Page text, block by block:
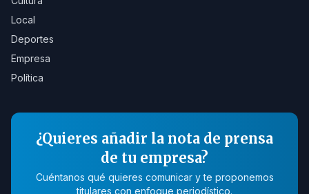
Local
Deportes
Empresa
Política
¿Quieres añadir la nota de prensa
de tu empresa?
Cuéntanos qué quieres comunicar y te proponemos
titulares con enfoque periodístico.